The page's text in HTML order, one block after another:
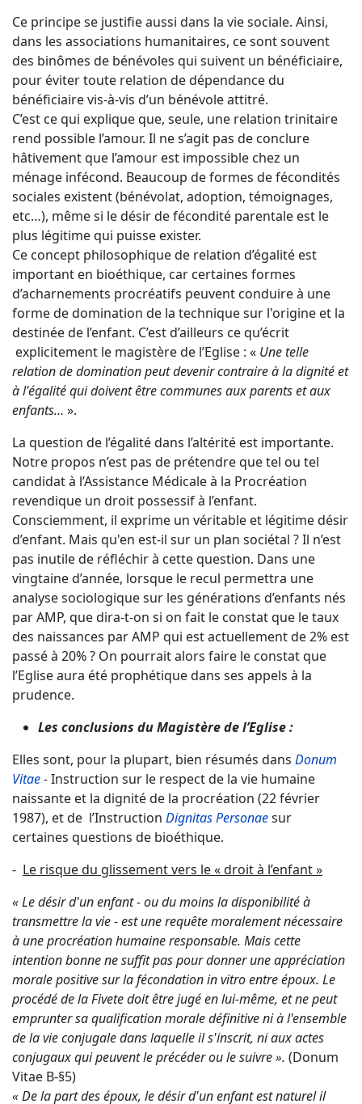
Ce principe se justifie aussi dans la vie sociale. Ainsi,
dans les associations humanitaires, ce sont souvent
des binômes de bénévoles qui suivent un bénéficiaire,
pour éviter toute relation de dépendance du
bénéficiaire vis-à-vis d’un bénévole attitré.
C’est ce qui explique que, seule, une relation trinitaire
rend possible l’amour. Il ne s’agit pas de conclure
hâtivement que l’amour est impossible chez un
ménage infécond. Beaucoup de formes de fécondités
sociales existent (bénévolat, adoption, témoignages,
etc…), même si le désir de fécondité parentale est le
plus légitime qui puisse exister.
Ce concept philosophique de relation d’égalité est
important en bioéthique, car certaines formes
d’acharnements procréatifs peuvent conduire à une
forme de domination de la technique sur l'origine et la
destinée de l’enfant. C’est d’ailleurs ce qu’écrit
explicitement le magistère de l’Eglise : « Une telle
relation de domination peut devenir contraire à la dignité et
à l'égalité qui doivent être communes aux parents et aux
enfants… ».
La question de l’égalité dans l’altérité est importante.
Notre propos n’est pas de prétendre que tel ou tel
candidat à l’Assistance Médicale à la Procréation
revendique un droit possessif à l’enfant.
Consciemment, il exprime un véritable et légitime désir
d’enfant. Mais qu'en est-il sur un plan sociétal ? Il n’est
pas inutile de réfléchir à cette question. Dans une
vingtaine d’année, lorsque le recul permettra une
analyse sociologique sur les générations d’enfants nés
par AMP, que dira-t-on si on fait le constat que le taux
des naissances par AMP qui est actuellement de 2% est
passé à 20% ? On pourrait alors faire le constat que
l’Eglise aura été prophétique dans ses appels à la
prudence.
Les conclusions du Magistère de l’Eglise :
Elles sont, pour la plupart, bien résumés dans Donum
Vitae-Instruction sur le respect de la vie humaine
naissante et la dignité de la procréation (22 février
1987), et de l’Instruction Dignitas Personaesur
certaines questions de bioéthique.
- Le risque du glissement vers le « droit à l’enfant »
« Le désir d'un enfant - ou du moins la disponibilité à
transmettre la vie - est une requête moralement nécessaire
à une procréation humaine responsable. Mais cette
intention bonne ne suffit pas pour donner une appréciation
morale positive sur la fécondation in vitro entre époux. Le
procédé de la Fivete doit être jugé en lui-même, et ne peut
emprunter sa qualification morale définitive ni à l'ensemble
de la vie conjugale dans laquelle il s'inscrit, ni aux actes
conjugaux qui peuvent le précéder ou le suivre ». (Donum
Vitae B-§5)
« De la part des époux, le désir d'un enfant est naturel il